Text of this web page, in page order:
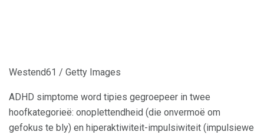
Westend61 / Getty Images
ADHD simptome word tipies gegroepeer in twee
hoofkategorieë: onoplettendheid (die onvermoë om
gefokus te bly) en hiperaktiwiteit-impulsiwiteit (impulsiewe